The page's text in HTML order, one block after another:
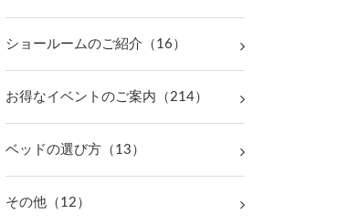
ショールームのご紹介（16）
お得なイベントのご案内（214）
ベッドの選び方（13）
その他（12）